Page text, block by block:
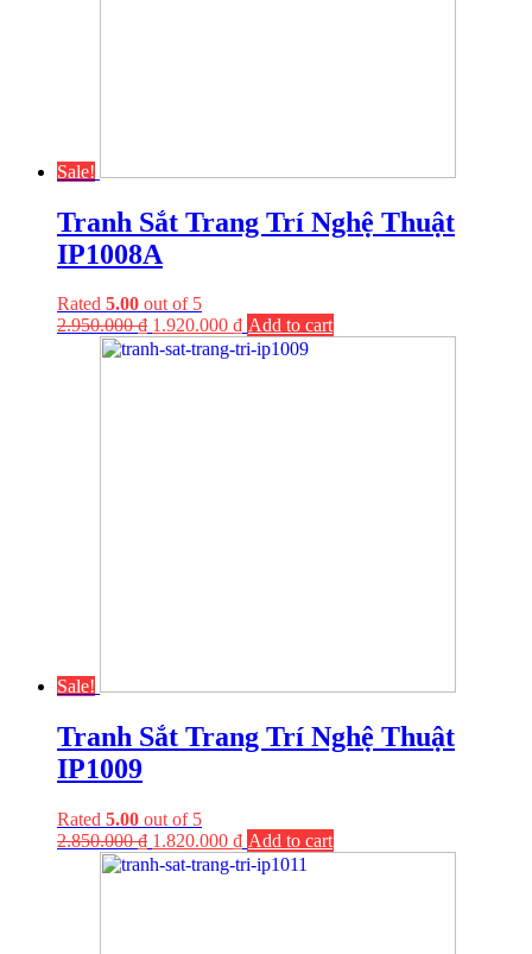
Sale!
Tranh Sắt Trang Trí Nghệ Thuật
IP1008A
Rated 5.00 out of 5
2.950.000₫ 1.920.000 ₫ Add to cart
Sale!
Tranh Sắt Trang Trí Nghệ Thuật
IP1009
Rated 5.00 out of 5
2.850.000₫ 1.820.000 ₫ Add to cart